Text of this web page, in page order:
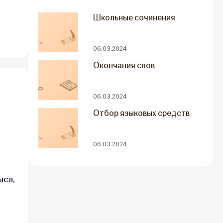
Школьные сочинения
06.03.2024
Окончания слов
06.03.2024
Отбор языковых средств
06.03.2024